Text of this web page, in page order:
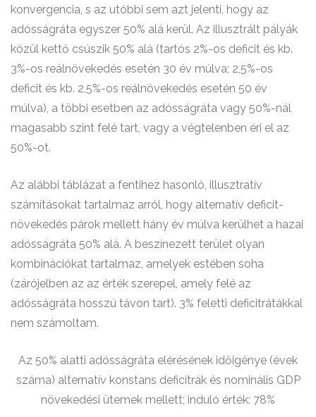
konvergencia, s az utóbbi sem azt jelenti, hogy az
adósságráta egyszer 50% alá kerül. Az illusztrált pályák
közül kettő csúszik 50% alá (tartós 2%-os deficit és kb.
3%-os reálnövekedés esetén 30 év múlva; 2,5%-os
deficit és kb. 2,5%-os reálnövekedés esetén 50 év
múlva), a többi esetben az adósságráta vagy 50%-nál
magasabb szint felé tart, vagy a végtelenben éri el az
50%-ot.
Az alábbi táblázat a fentihez hasonló, illusztratív
számításokat tartalmaz arról, hogy alternatív deficit-
növekedés párok mellett hány év múlva kerülhet a hazai
adósságráta 50% alá. A beszínezett terület olyan
kombinációkat tartalmaz, amelyek estében soha
(zárójelben az az érték szerepel, amely felé az
adósságráta hosszú távon tart). 3% feletti deficitrátákkal
nem számoltam.
Az 50% alatti adósságráta elérésének időigénye (évek
száma) alternatív konstans deficitrák és nominális GDP
növekedési ütemek mellett; induló érték: 78%